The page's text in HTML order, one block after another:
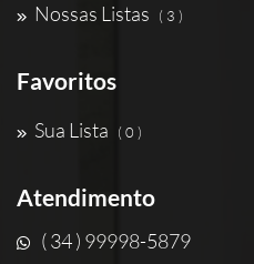
Nossas Listas ( 3 )
Favoritos
Sua Lista ( 0 )
Atendimento
( 34 ) 99998-5879